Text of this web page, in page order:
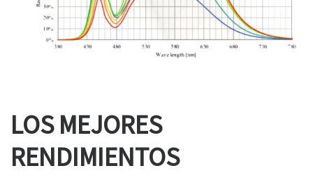
LOS MEJORES
RENDIMIENTOS